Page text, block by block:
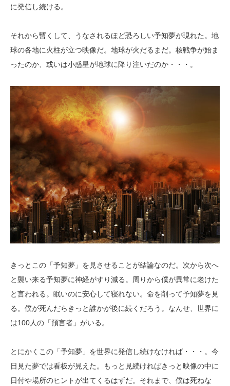
に発信し続ける。
それから暫くして、うなされるほど恐ろしい予知夢が現れた。地
球の各地に火柱が立つ映像だ。地球が火だるまだ。核戦争が始ま
ったのか、或いは小惑星が地球に降り注いだのか・・・。
きっとこの「予知夢」を見させることが結論なのだ。次から次へ
と襲い来る予知夢に神経がすり減る。周りから僕が異常に老けた
と言われる。眠いのに安心して寝れない。命を削って予知夢を見
る。僕が死んだらきっと誰かが後に続くだろう。なんせ、世界に
は100人の「預言者」がいる。
とにかくこの「予知夢」を世界に発信し続けなければ・・・。今
日見た夢では看板が見えた。もっと見続ければきっと映像の中に
日付や場所のヒントが出てくるはずだ。それまで、僕は死ねな